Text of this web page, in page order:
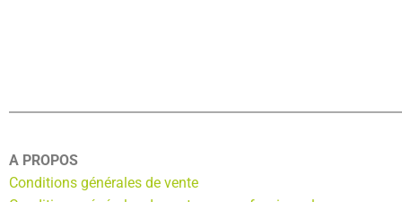
A PROPOS
Conditions générales de vente